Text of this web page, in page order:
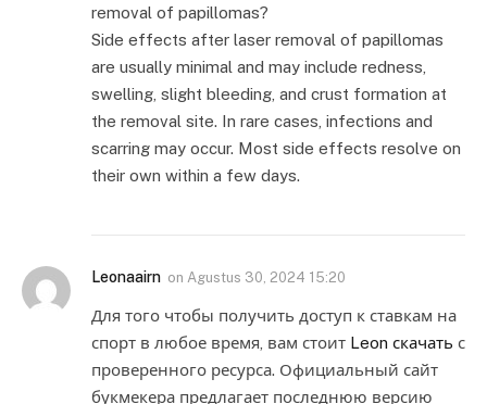
removal of papillomas?
Side effects after laser removal of papillomas
are usually minimal and may include redness,
swelling, slight bleeding, and crust formation at
the removal site. In rare cases, infections and
scarring may occur. Most side effects resolve on
their own within a few days.
Leonaairn on Agustus 30, 2024 15:20
Для того чтобы получить доступ к ставкам на
спорт в любое время, вам стоит Leon скачать с
проверенного ресурса. Официальный сайт
букмекера предлагает последнюю версию